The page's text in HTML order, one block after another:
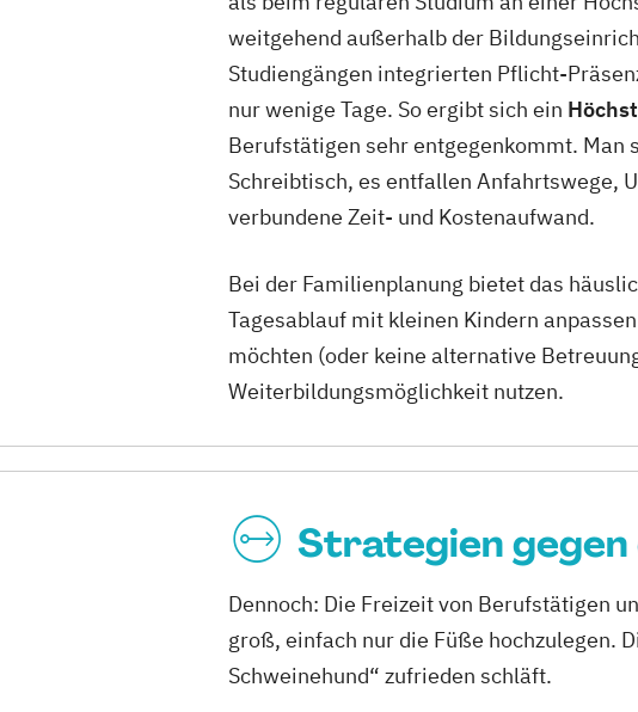
weitgehend außerhalb der
Studiengängen integrierten Pflicht-
nur wenige Tage. So ergibt sich ein
Berufstätigen sehr entgegenkommt. Man
Schreibtisch, es entfallen Anfahrtswege,
verbundene Zeit- und Kostenaufwand.
Bei der Familienplanung bietet das
Tagesablauf mit kleinen Kindern
möchten (oder keine alternative
Weiterbildungsmöglichkeit nutzen.
Strategien gegen
Dennoch: Die Freizeit von Berufstätigen
groß, einfach nur die Füße hochzulegen.
Schweinehund“ zufrieden schläft.